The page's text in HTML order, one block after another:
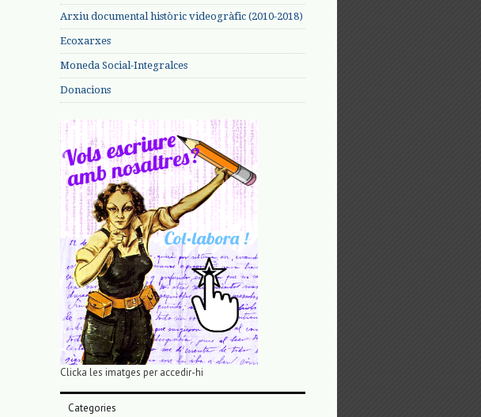
Arxiu documental històric videogràfic (2010-2018)
Ecoxarxes
Moneda Social-Integralces
Donacions
Clicka les imatges per accedir-hi
Categories